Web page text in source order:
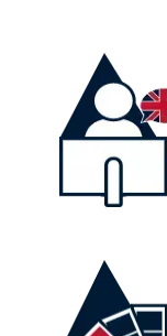
Image
Image